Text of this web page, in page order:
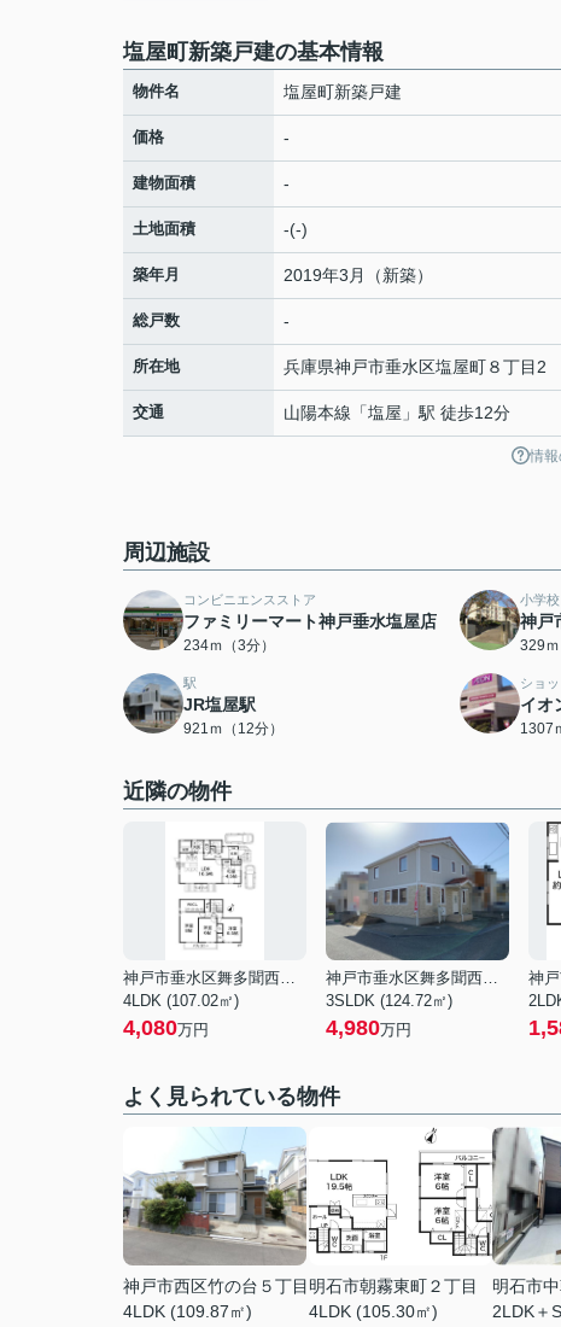
塩屋町新築戸建の基本情報
物件名 塩屋町新築戸建
価格 -
建物面積 -
土地面積 -(-)
築年月 2019年3月（新築）
総戸数 -
所在地 兵庫県神戸市垂水区塩屋町８丁目2
交通 山陽本線 「塩屋 」駅 徒歩12分
情
周辺施設
コンビニエンスストア
ファミリーマート神戸垂水塩屋店
234ｍ（3分）
小学校
神戸
329ｍ
駅
JR塩屋駅
921ｍ（12分）
ショ
イオ
1307
近隣の物件
神戸市垂水区舞多聞西８丁目
4LDK (107.02㎡)
4,080万円
神戸市垂水区舞多聞西４丁目
3SLDK (124.72㎡)
4,980万円
神
よく見られている物件
神戸市西区竹の台５丁目
4LDK (109.87㎡)
明石市朝霧東町２丁目
4LDK (105.30㎡)
明石市
2LDK＋